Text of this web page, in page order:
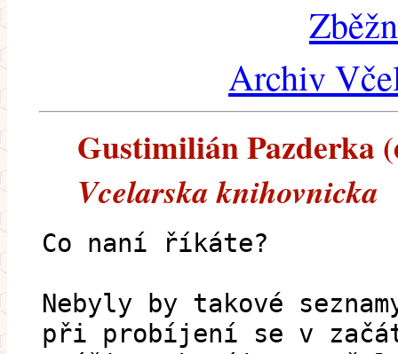
Archiv
Gustimilián Pazderka
Vcelarska knihovnicka
Co naní říkáte?
Nebyly by takové
při probíjení se v